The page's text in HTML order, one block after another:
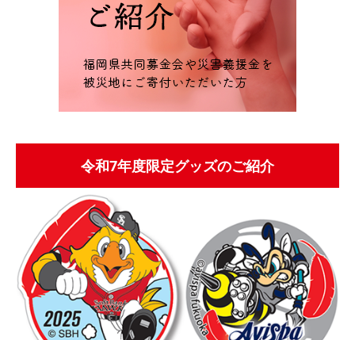
令和7年度限定グッズのご紹介